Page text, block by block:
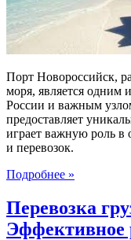
Порт Новороссийск,
моря, является одним
России и важным
предоставляет
играет важную роль в
и перевозок.
Подробнее »
Перевозка
Эффективное